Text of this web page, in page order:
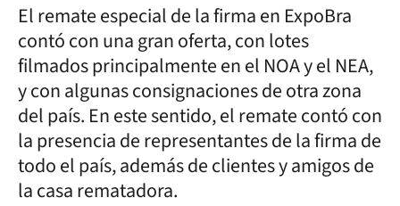
El remate especial de la firma en ExpoBra
contó con una gran oferta, con lotes
filmados principalmente en el NOA y el NEA,
y con algunas consignaciones de otra zona
del país. En este sentido, el remate contó con
la presencia de representantes de la firma de
todo el país, además de clientes y amigos de
la casa rematadora.